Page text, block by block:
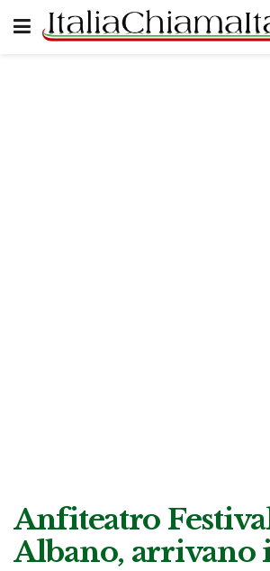
Anfiteatro
Albano, arrivano